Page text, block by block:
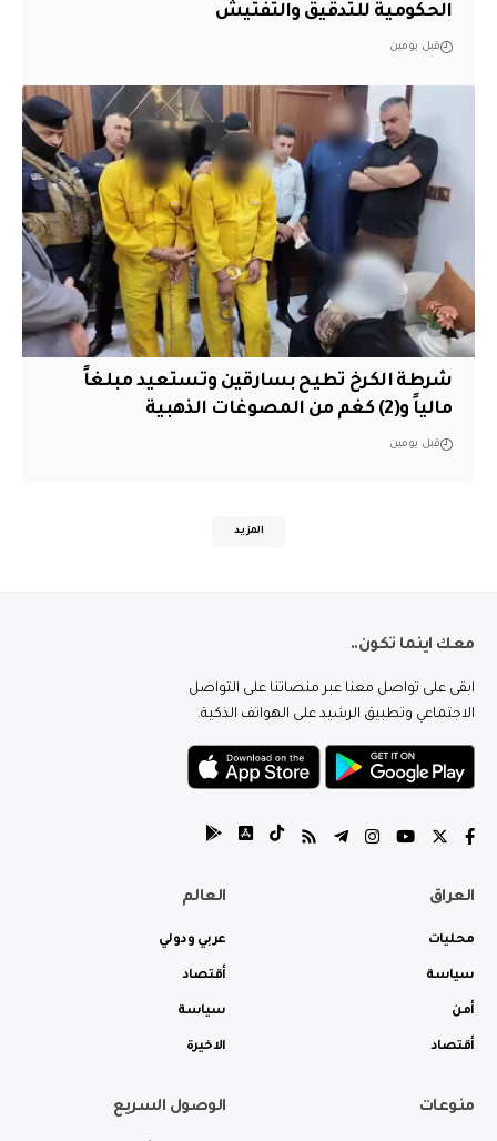
الحكومية للتدقيق والتفتيش
قبل يومين
شرطة الكرخ تطيح بسارقين وتستعيد مبلغاً
مالياً و(2) كغم من المصوغات الذهبية
قبل يومين
المزيد
معك اينما تكون..
ابقى على تواصل معنا عبر منصاتنا على التواصل
الاجتماعي وتطبيق الرشيد على الهواتف الذكية.
العراق
محليات
سياسة
أمن
أقتصاد
العالم
عربي ودولي
أقتصاد
سياسة
الاخيرة
منوعات الوصول السريع